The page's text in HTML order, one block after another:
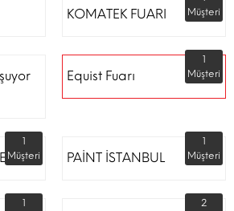
KOMATEK FUARI
Müşteri
Equist Fuarı
1
Müşteri
1
Müşteri
PAİNT İSTANBUL
1
Müşteri
1
2